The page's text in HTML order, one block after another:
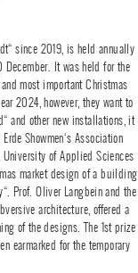
since 2019, is held annually
It was held for the
most important Christmas
2024, however, they want to
and other new installations, it
Showmen‘s Association
of Applied Sciences
market design of a building
Prof. Oliver Langbein and the
architecture, offered a
of the designs. The 1st prize
earmarked for the temporary